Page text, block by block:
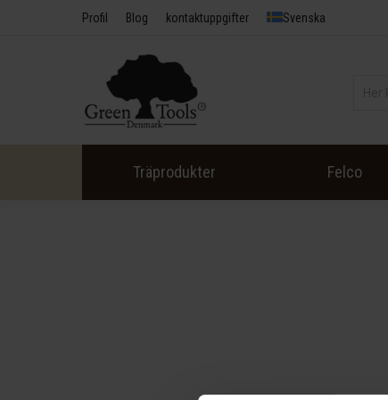
Profil Blog kontaktuppgifter Svenska
Träprodukter Felco